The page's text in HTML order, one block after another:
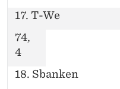
17. T-We
74,
4
18. Sbanken